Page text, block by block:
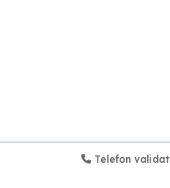
Telefon validat